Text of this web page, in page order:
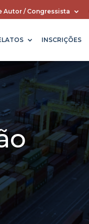
Autor / Congressista
INSCRIÇÕES